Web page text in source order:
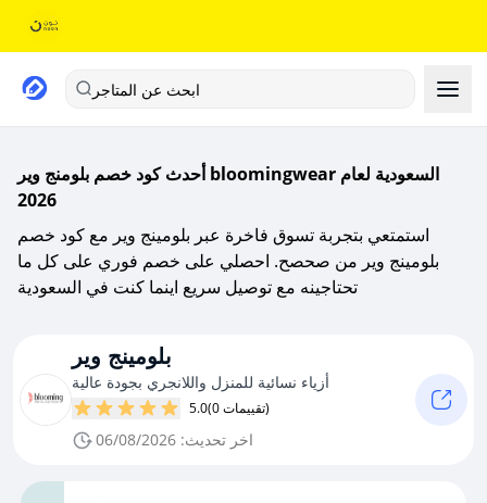
ابحث عن المتاجر
أحدث كود خصم بلومنج وير bloomingwear السعودية لعام
2026
استمتعي بتجربة تسوق فاخرة عبر بلومينج وير مع كود خصم
بلومينج وير من صحصح. احصلي على خصم فوري على كل ما
تحتاجينه مع توصيل سريع اينما كنت في السعودية
بلومينج وير
أزياء نسائية للمنزل واللانجري بجودة عالية
5.0 (0 تقييمات)
اخر تحديث: 06/08/2026